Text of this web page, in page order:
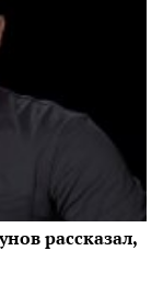
рассказал,